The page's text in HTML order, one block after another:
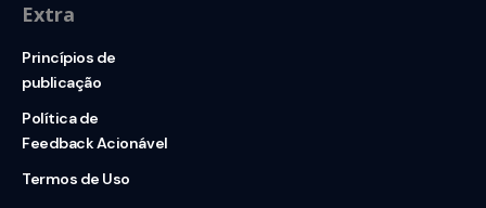
Extra
Princípios de
publicação
Política de
Feedback Acionável
Termos de Uso